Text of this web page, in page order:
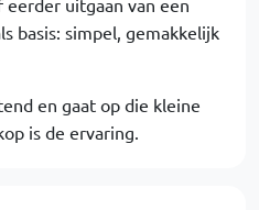
uitgaan van een
basis: simpel, gemakkelijk
en gaat op die kleine
is de ervaring.